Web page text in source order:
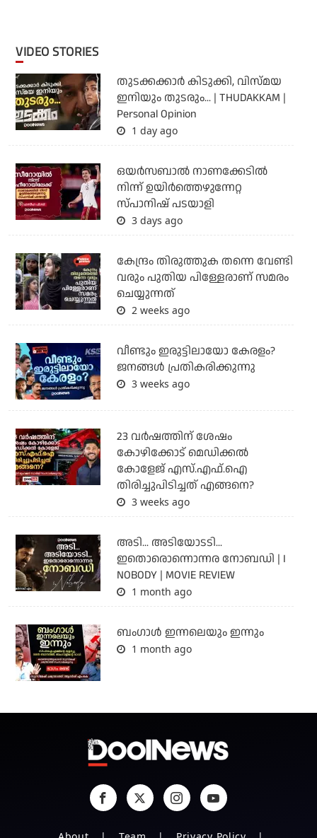
VIDEO STORIES
തുടക്കക്കാര്‍ കിടുക്കി, വിസ്മയ
ഇനിയും തുടരും... | THUDAKKAM |
Personal Opinion
1 day ago
ഒയര്‍സബാൽ നാണക്കേടിൽ
നിന്ന് ഉയിർത്തെഴുന്നേറ്റ
സ്പാനിഷ് പടയാളി
3 days ago
കേന്ദ്രം തിരുത്തുക തന്നെ വേണ്ടി
വരും പുതിയ പിള്ളേരാണ് സമരം
ചെയ്യുന്നത്
2 weeks ago
വീണ്ടും ഇരുട്ടിലായോ കേരളം?
ജനങ്ങൾ പ്രതികരിക്കുന്നു
3 weeks ago
23 വർഷത്തിന് ശേഷം
കോഴിക്കോട് മെഡിക്കൽ
കോളേജ് എസ്.എഫ്.ഐ
തിരിച്ചുപിടിച്ചത് എങ്ങനെ?
3 weeks ago
അടി... അടിയോടടി...
ഇതൊരൊന്നൊന്നര നോബഡി | I
NOBODY | MOVIE REVIEW
1 month ago
ബംഗാള്‍ ഇന്നലെയും ഇന്നും
1 month ago